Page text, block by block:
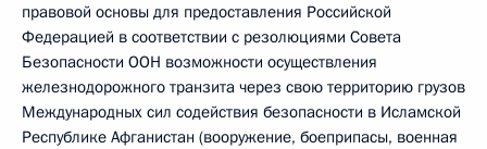
правовой основы для предоставления Российской
Федерацией в соответствии с резолюциями Совета
Безопасности ООН возможности осуществления
железнодорожного транзита через свою территорию грузов
Международных сил содействия безопасности в Исламской
Республике Афганистан (вооружение, боеприпасы, военная